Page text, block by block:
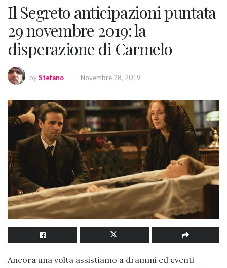
Il Segreto anticipazioni puntata
29 novembre 2019: la
disperazione di Carmelo
byStefano Novembre 28, 2019
Ancora una volta assistiamo a drammi ed eventi